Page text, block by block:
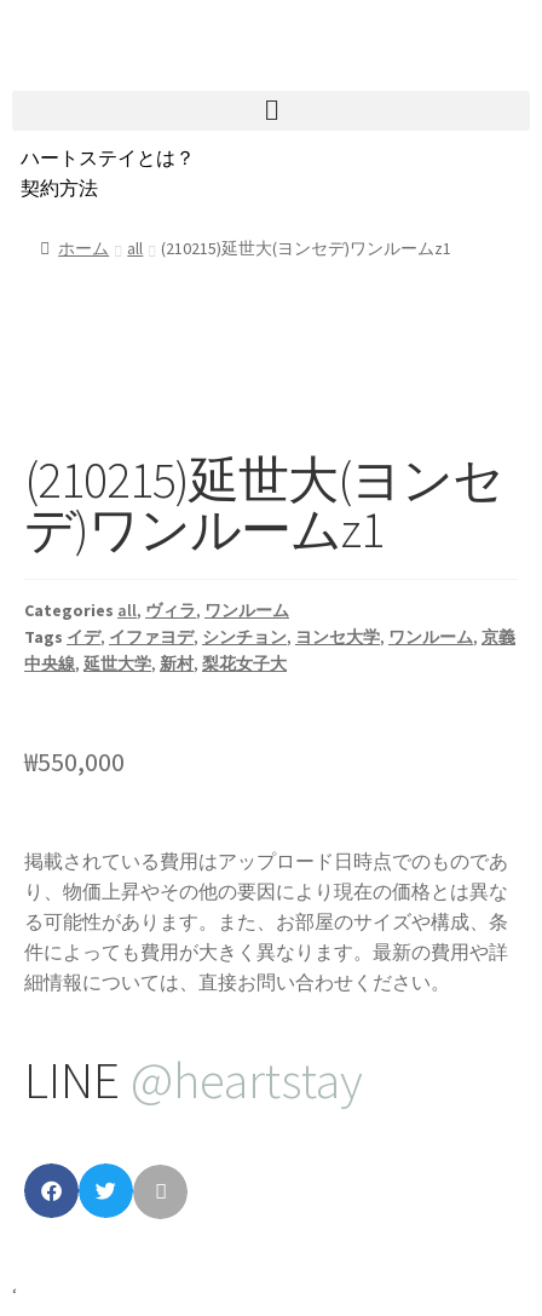
ハートステイとは？
契約方法
サービス費用
ホーム all (210215)延世大(ヨンセデ)ワンルームz1
(210215)延世大(ヨンセ
デ)ワンルームz1
Categories all, ヴィラ, ワンルーム
Tags イデ, イファヨデ, シンチョン, ヨンセ大学, ワンルーム, 京義
中央線, 延世大学, 新村, 梨花女子大
₩550,000
掲載されている費用はアップロード日時点でのものであ
り、物価上昇やその他の要因により現在の価格とは異な
る可能性があります。また、お部屋のサイズや構成、条
件によっても費用が大きく異なります。最新の費用や詳
細情報については、直接お問い合わせください。
LINE @heartstay
‘